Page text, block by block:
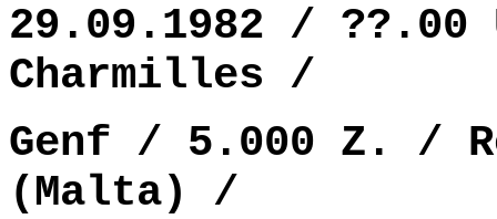
29.09.1982 / ??.00
Charmilles /
Genf / 5.000 Z. /
(Malta) /